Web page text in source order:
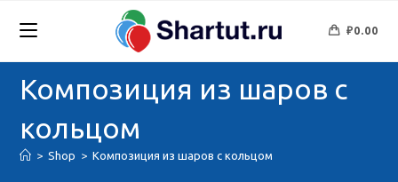
₽0.00
Композиция из шаров с
кольцом
> Shop > Композиция из шаров с кольцом